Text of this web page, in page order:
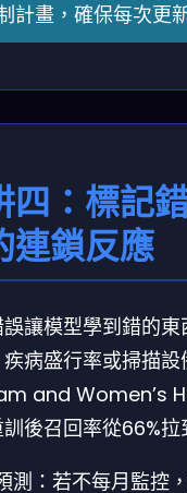
計畫，確保每次更
四：標記
連鎖反應
讓模型學到錯的
病盛行率或掃描
and Women’s
後召回率從66%拉
測：若不每月監控